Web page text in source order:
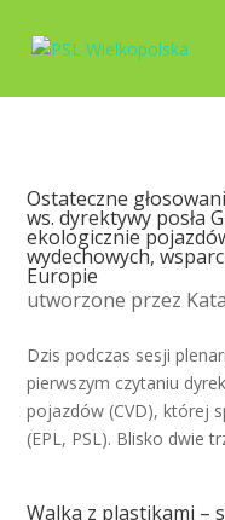
Ostateczne
ws. dyrektywy posła
ekologicznie
wydechowych,
Europie
utworzone przez
Dzis podczas sesji
pierwszym czytaniu
pojazdów (CVD), której
(EPL, PSL). Blisko dwie
Walka z plastikami –